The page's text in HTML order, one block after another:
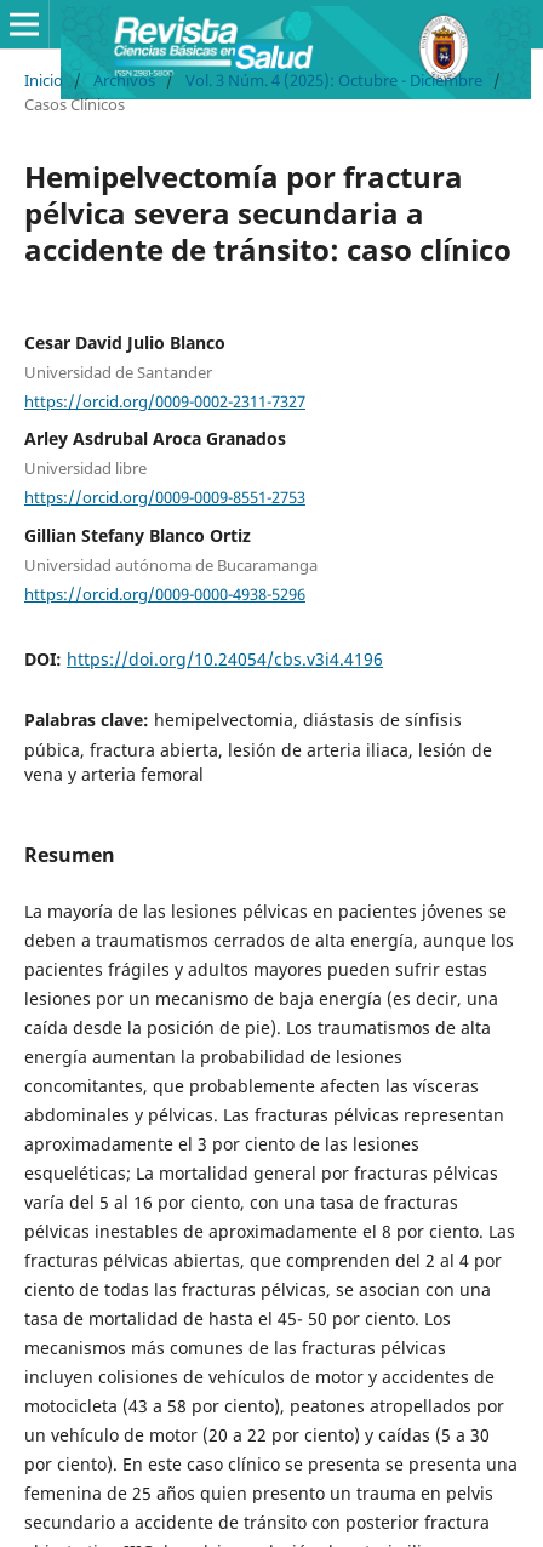
Inicio / Archivos / Vol. 3 Núm. 4 (2025): Octubre - Diciembre /
Casos Clínicos
Hemipelvectomía por fractura
pélvica severa secundaria a
accidente de tránsito: caso clínico
Cesar David Julio Blanco
Universidad de Santander
https://orcid.org/0009-0002-2311-7327
Arley Asdrubal Aroca Granados
Universidad libre
https://orcid.org/0009-0009-8551-2753
Gillian Stefany Blanco Ortiz
Universidad autónoma de Bucaramanga
https://orcid.org/0009-0000-4938-5296
DOI: https://doi.org/10.24054/cbs.v3i4.4196
Palabras clave: hemipelvectomia, diástasis de sínfisis
púbica, fractura abierta, lesión de arteria iliaca, lesión de
vena y arteria femoral
Resumen
La mayoría de las lesiones pélvicas en pacientes jóvenes se
deben a traumatismos cerrados de alta energía, aunque los
pacientes frágiles y adultos mayores pueden sufrir estas
lesiones por un mecanismo de baja energía (es decir, una
caída desde la posición de pie). Los traumatismos de alta
energía aumentan la probabilidad de lesiones
concomitantes, que probablemente afecten las vísceras
abdominales y pélvicas. Las fracturas pélvicas representan
aproximadamente el 3 por ciento de las lesiones
esqueléticas; La mortalidad general por fracturas pélvicas
varía del 5 al 16 por ciento, con una tasa de fracturas
pélvicas inestables de aproximadamente el 8 por ciento. Las
fracturas pélvicas abiertas, que comprenden del 2 al 4 por
ciento de todas las fracturas pélvicas, se asocian con una
tasa de mortalidad de hasta el 45- 50 por ciento. Los
mecanismos más comunes de las fracturas pélvicas
incluyen colisiones de vehículos de motor y accidentes de
motocicleta (43 a 58 por ciento), peatones atropellados por
un vehículo de motor (20 a 22 por ciento) y caídas (5 a 30
por ciento). En este caso clínico se presenta se presenta una
femenina de 25 años quien presento un trauma en pelvis
secundario a accidente de tránsito con posterior fractura